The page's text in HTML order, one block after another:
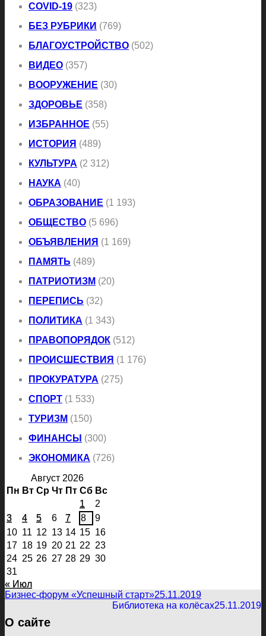
COVID-19 (323)
БЕЗ РУБРИКИ (769)
БЛАГОУСТРОЙСТВО (502)
ВИДЕО (357)
ВООРУЖЕНИЕ (30)
ЗДОРОВЬЕ (358)
ИЗБРАННОЕ (55)
ИСТОРИЯ (489)
КУЛЬТУРА (2 312)
НАУКА (40)
ОБРАЗОВАНИЕ (1 193)
ОБЩЕСТВО (5 696)
ОБЪЯВЛЕНИЯ (1 169)
ПАМЯТЬ (489)
ПАТРИОТИЗМ (20)
ПЕРЕПИСЬ (32)
ПОЛИТИКА (1 343)
ПРАВОПОРЯДОК (512)
ПРОИСШЕСТВИЯ (1 176)
ПРОКУРАТУРА (275)
СПОРТ (1 533)
ТУРИЗМ (150)
ФИНАНСЫ (300)
ЭКОНОМИКА (726)
Август 2026
Пн Вт Ср Чт Пт Сб Вс
1
2
3
4 5 6 7 8
9
10 11 12 13 14 15 16
17 18 19 20 21 22 23
24 25 26 27 28 29 30
31
« Июл
Бизнес-форум «Успешный старт»25.11.2019
Библиотека на колёсах25.11.2019
О сайте